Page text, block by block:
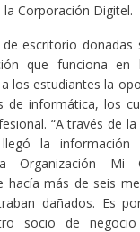
Corporación Digitel.
escritorio donadas
que funciona
los estudiantes la
de informática, los
“A través de la
la
Organización Mi
hacía más de seis
dañados. Es
socio de negocio